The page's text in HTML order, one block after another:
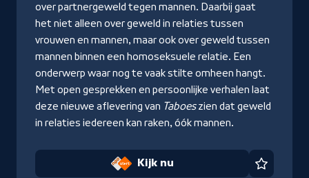
over partnergeweld tegen mannen. Daarbij gaat
het niet alleen over geweld in relaties tussen
vrouwen en mannen, maar ook over geweld tussen
mannen binnen een homoseksuele relatie. Een
onderwerp waar nog te vaak stilte omheen hangt.
Met open gesprekken en persoonlijke verhalen laat
deze nieuwe aflevering van Taboeszien dat geweld
in relaties iedereen kan raken, óók mannen.
Kijk nu